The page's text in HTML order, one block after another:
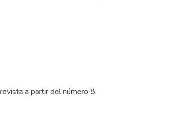
a partir del número 8.